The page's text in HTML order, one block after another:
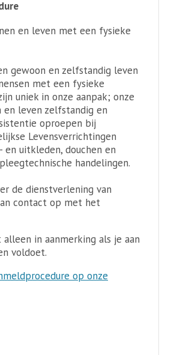
en leven met een fysieke
gewoon en zelfstandig leven
met een fysieke
uniek in onze aanpak; onze
leven zelfstandig en
oproepen bij
Levensverrichtingen
en uitkleden, douchen en
handelingen.
de dienstverlening van
contact op met het
in aanmerking als je aan
voldoet.
op onze